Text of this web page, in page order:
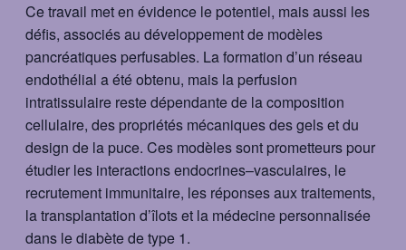
Ce travail met en évidence le potentiel, mais aussi les
défis, associés au développement de modèles
pancréatiques perfusables. La formation d’un réseau
endothélial a été obtenu, mais la perfusion
intratissulaire reste dépendante de la composition
cellulaire, des propriétés mécaniques des gels et du
design de la puce. Ces modèles sont prometteurs pour
étudier les interactions endocrines–vasculaires, le
recrutement immunitaire, les réponses aux traitements,
la transplantation d’îlots et la médecine personnalisée
dans le diabète de type 1​. ​​​​